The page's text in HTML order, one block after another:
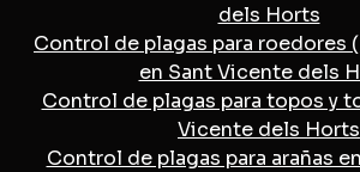
dels Horts
Control de plagas para roedores
en Sant Vicente dels
Control de plagas para topos y
Vicente dels Horts
Control de plagas para arañas